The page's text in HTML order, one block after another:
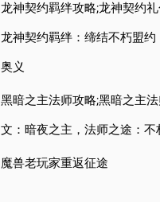
龙神契约羁绊攻略;龙神契约礼
龙神契约羁绊：缔结不朽盟约
奥义
黑暗之主法师攻略;黑暗之主
文：暗夜之主，法师之途：不
魔兽老玩家重返征途